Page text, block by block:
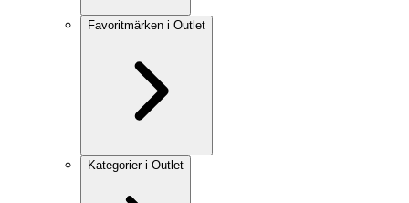
Favoritmärken i Outlet
Kategorier i Outlet